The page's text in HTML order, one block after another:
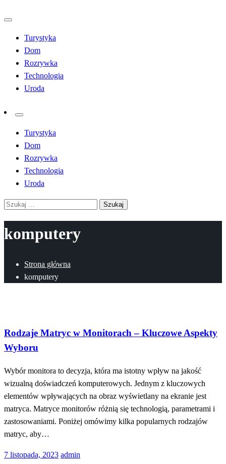
Przejdź
treści
Turystyka
Dom
Rozrywka
Technologia
Uroda
Turystyka
Dom
Rozrywka
Technologia
Uroda
Szukaj:
komputery
Strona główna
komputery
Rodzaje Matryc w Monitorach – Kluczowe Aspekty
Wyboru
Wybór monitora to decyzja, która ma istotny wpływ na jakość
wizualną doświadczeń komputerowych. Jednym z kluczowych
elementów wpływających na obraz wyświetlany na ekranie jest
matryca. Matryce monitorów różnią się technologią, parametrami i
zastosowaniami. Poniżej omówimy kilka popularnych rodzajów
matryc, aby…
Opublikowane
7 listopada, 2023 admin